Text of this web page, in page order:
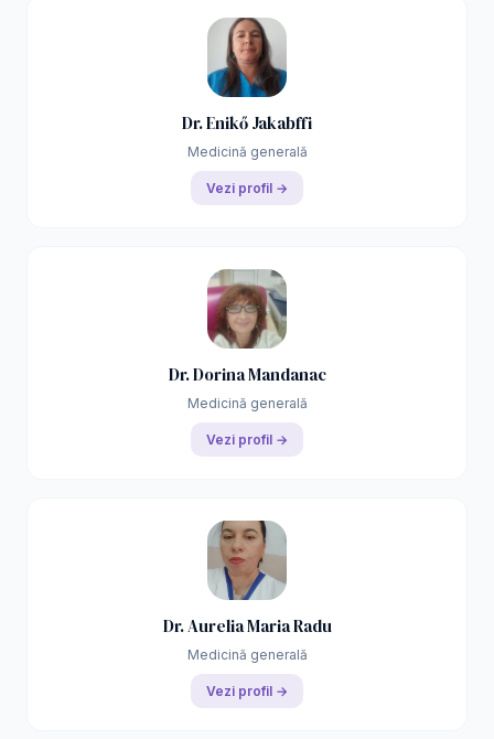
Dr. Enikő Jakabffi
Medicină generală
Vezi profil →
Dr. Dorina Mandanac
Medicină generală
Vezi profil →
Dr. Aurelia Maria Radu
Medicină generală
Vezi profil →